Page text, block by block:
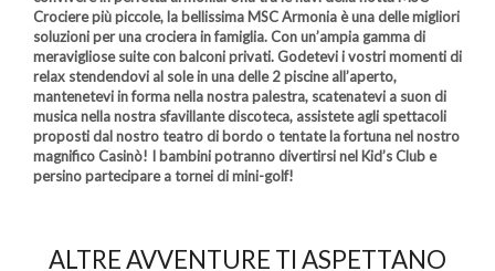
Crociere più piccole, la bellissima MSC Armonia è una delle migliori
soluzioni per una crociera in famiglia. Con un’ampia gamma di
meravigliose suite con balconi privati. Godetevi i vostri momenti di
relax stendendovi al sole in una delle 2 piscine all’aperto,
mantenetevi in forma nella nostra palestra, scatenatevi a suon di
musica nella nostra sfavillante discoteca, assistete agli spettacoli
proposti dal nostro teatro di bordo o tentate la fortuna nel nostro
magnifico Casinò! I bambini potranno divertirsi nel Kid’s Club e
persino partecipare a tornei di mini-golf!
ALTRE AVVENTURE TI ASPETTANO